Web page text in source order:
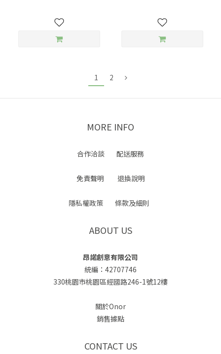
1 2
MORE INFO
合作洽談 配送服務
免責聲明 退換說明
隱私權政策 條款及細則
ABOUT US
昂諾創意有限公司
統編：42707746
330桃園市桃園區經國路246-1號12樓
關於Onor
銷售據點
CONTACT US